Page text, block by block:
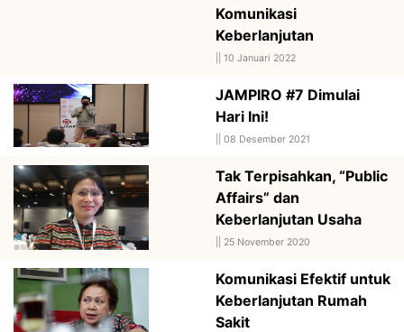
Komunikasi
Keberlanjutan
10 Januari 2022
JAMPIRO #7 Dimulai
Hari Ini!
08 Desember 2021
Tak Terpisahkan, “Public
Affairs” dan
Keberlanjutan Usaha
25 November 2020
Komunikasi Efektif untuk
Keberlanjutan Rumah
Sakit